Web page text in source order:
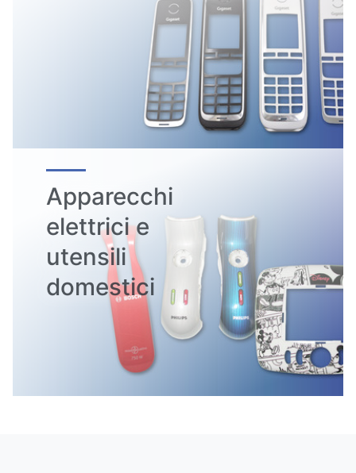
Apparecchi
elettrici e
utensili
domestici